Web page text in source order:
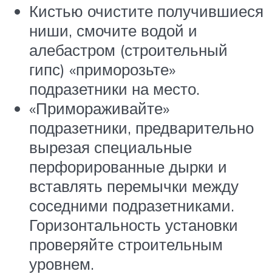
Кистью очистите получившиеся
ниши, смочите водой и
алебастром (строительный
гипс) «приморозьте»
подразетники на место.
«Примораживайте»
подразетники, предварительно
вырезая специальные
перфорированные дырки и
вставлять перемычки между
соседними подразетниками.
Горизонтальность установки
проверяйте строительным
уровнем.